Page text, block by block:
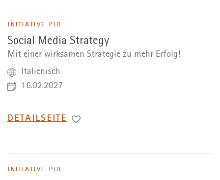
INITIATIVE PID
Social Media Strategy
Mit einer wirksamen Strategie zu mehr Erfolg!
Italienisch
16.02.2027
WECHSEL
DETAILSEITE
INITIATIVE PID